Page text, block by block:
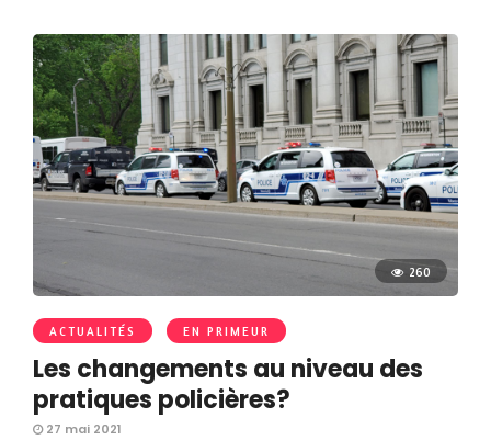
260
ACTUALITÉS EN PRIMEUR
Les changements au niveau des
pratiques policières?
27 mai 2021